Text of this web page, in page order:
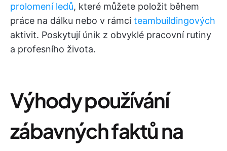
prolomení ledů, které můžete položit během
práce na dálku nebo v rámci teambuildingových
aktivit. Poskytují únik z obvyklé pracovní rutiny
a profesního života.
Výhody používání
zábavných faktů na